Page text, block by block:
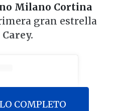
Milano Cortina
gran estrella
COMPLETO